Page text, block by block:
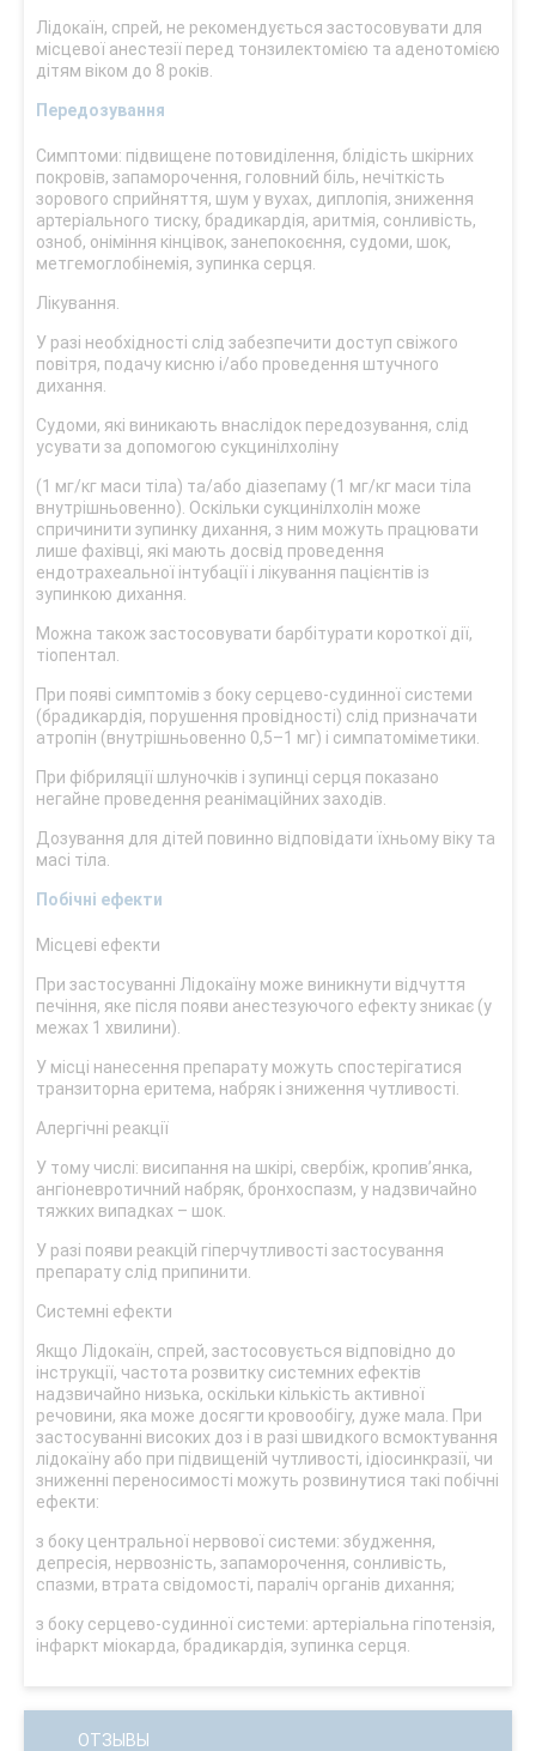
Лідокаїн, спрей, не рекомендується застосовувати для
місцевої анестезії перед тонзилектомією та аденотомією
дітям віком до 8 років.
Передозування
Симптоми: підвищене потовиділення, блідість шкірних
покровів, запаморочення, головний біль, нечіткість
зорового сприйняття, шум у вухах, диплопія, зниження
артеріального тиску, брадикардія, аритмія, сонливість,
озноб, оніміння кінцівок, занепокоєння, судоми, шок,
метгемоглобінемія, зупинка серця.
Лікування.
У разі необхідності слід забезпечити доступ свіжого
повітря, подачу кисню і/або проведення штучного
дихання.
Судоми, які виникають внаслідок передозування, слід
усувати за допомогою сукцинілхоліну
(1 мг/кг маси тіла) та/або діазепаму (1 мг/кг маси тіла
внутрішньовенно). Оскільки сукцинілхолін може
спричинити зупинку дихання, з ним можуть працювати
лише фахівці, які мають досвід проведення
ендотрахеальної інтубації і лікування пацієнтів із
зупинкою дихання.
Можна також застосовувати барбітурати короткої дії,
тіопентал.
При появі симптомів з боку серцево-судинної системи
(брадикардія, порушення провідності) слід призначати
атропін (внутрішньовенно 0,5–1 мг) і симпатоміметики.
При фібриляції шлуночків і зупинці серця показано
негайне проведення реанімаційних заходів.
Дозування для дітей повинно відповідати їхньому віку та
масі тіла.
Побічні ефекти
Місцеві ефекти
При застосуванні Лідокаїну може виникнути відчуття
печіння, яке після появи анестезуючого ефекту зникає (у
межах 1 хвилини).
У місці нанесення препарату можуть спостерігатися
транзиторна еритема, набряк і зниження чутливості.
Алергічні реакції
У тому числі: висипання на шкірі, свербіж, кропив’янка,
ангіоневротичний набряк, бронхоспазм, у надзвичайно
тяжких випадках – шок.
У разі появи реакцій гіперчутливості застосування
препарату слід припинити.
Системні ефекти
Якщо Лідокаїн, спрей, застосовується відповідно до
інструкції, частота розвитку системних ефектів
надзвичайно низька, оскільки кількість активної
речовини, яка може досягти кровообігу, дуже мала. При
застосуванні високих доз і в разі швидкого всмоктування
лідокаїну або при підвищеній чутливості, ідіосинкразії, чи
зниженні переносимості можуть розвинутися такі побічні
ефекти:
з боку центральної нервової системи: збудження,
депресія, нервозність, запаморочення, сонливість,
спазми, втрата свідомості, параліч органів дихання;
з боку серцево-судинної системи: артеріальна гіпотензія,
інфаркт міокарда, брадикардія, зупинка серця.
ОТЗЫВЫ